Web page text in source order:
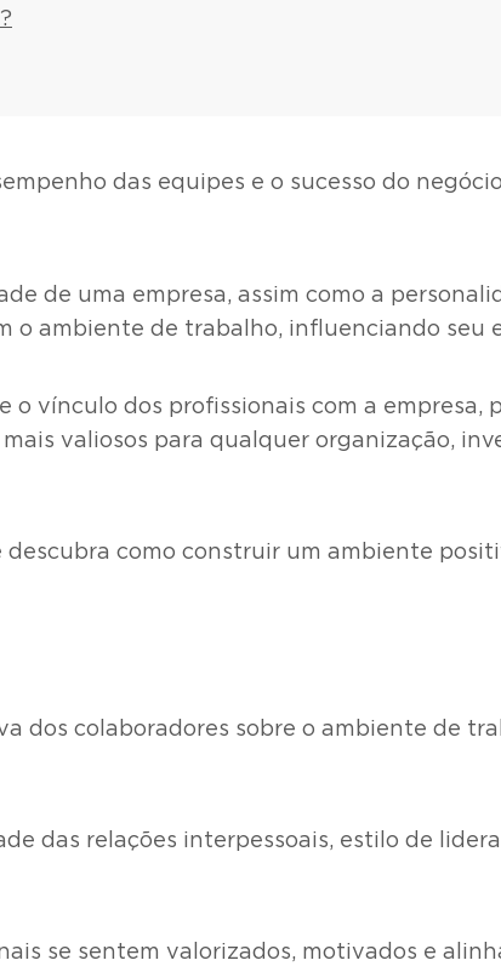
das equipes e o sucesso do
de uma empresa, assim como a
o ambiente de trabalho, influenciando seu
vínculo dos profissionais com a empresa,
valiosos para qualquer organização,
como construir um ambiente
dos colaboradores sobre o ambiente de
das relações interpessoais, estilo de
se sentem valorizados, motivados e